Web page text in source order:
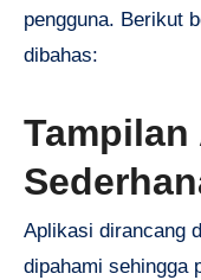
pengguna. Berikut
dibahas:
Aplikasi dirancang
dipahami sehingga